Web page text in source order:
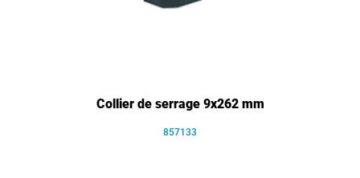
Collier de serrage 9x262 mm
857133